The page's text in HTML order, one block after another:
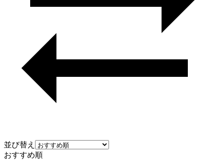
並び替え
おすすめ順